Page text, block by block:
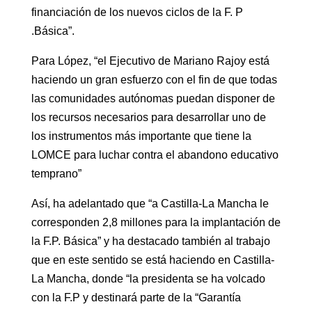
financiación de los nuevos ciclos de la F. P
.Básica”.
Para López, “el Ejecutivo de Mariano Rajoy está
haciendo un gran esfuerzo con el fin de que todas
las comunidades autónomas puedan disponer de
los recursos necesarios para desarrollar uno de
los instrumentos más importante que tiene la
LOMCE para luchar contra el abandono educativo
temprano”
Así, ha adelantado que “a Castilla-La Mancha le
corresponden 2,8 millones para la implantación de
la F.P. Básica” y ha destacado también al trabajo
que en este sentido se está haciendo en Castilla-
La Mancha, donde “la presidenta se ha volcado
con la F.P y destinará parte de la “Garantía